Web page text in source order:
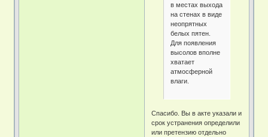
в местах выхода
на стенах в виде
неопрятных
белых пятен.
Для появления
высолов вполне
хватает
атмосферной
влаги.
Спасибо. Вы в акте указали и
срок устранения определили
или претензию отдельно